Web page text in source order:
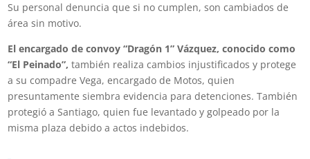
Su personal denuncia que si no cumplen, son cambiados de
área sin motivo.
El encargado de convoy “Dragón 1” Vázquez, conocido como
“El Peinado”, también realiza cambios injustificados y protege
a su compadre Vega, encargado de Motos, quien
presuntamente siembra evidencia para detenciones. También
protegió a Santiago, quien fue levantado y golpeado por la
misma plaza debido a actos indebidos.